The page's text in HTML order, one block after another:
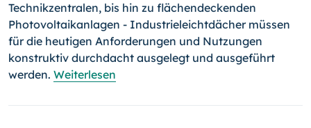
Technikzentralen, bis hin zu flächendeckenden
Photovoltaikanlagen - Industrieleichtdächer müssen
für die heutigen Anforderungen und Nutzungen
konstruktiv durchdacht ausgelegt und ausgeführt
werden. Weiterlesen